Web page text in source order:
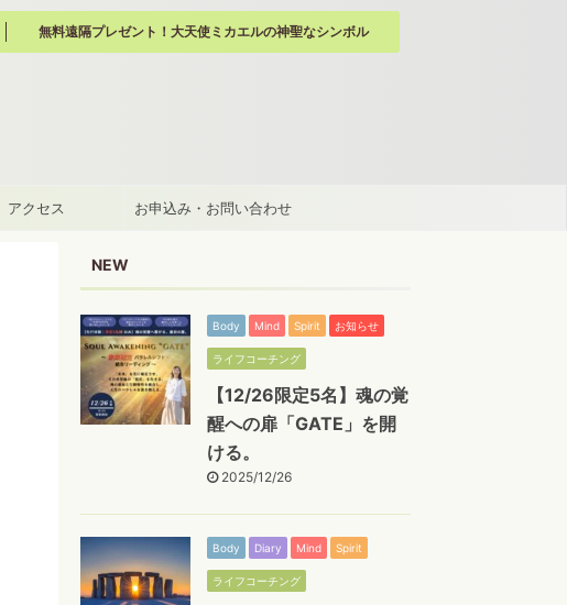
無料遠隔プレゼント！大天使ミカエルの神聖なシンボル
アクセス お申込み・お問い合わせ
NEW
Body Mind Spirit お知らせ
ライフコーチング
【12/26限定5名】魂の覚
醒への扉「GATE」を開
ける。
2025/12/26
Body Diary Mind Spirit
ライフコーチング